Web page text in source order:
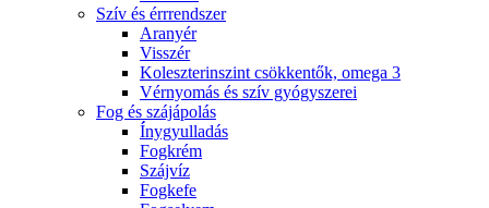
Szív és érrrendszer
Aranyér
Visszér
Koleszterinszint csökkentők, omega 3
Vérnyomás és szív gyógyszerei
Fog és szájápolás
Í́nygyulladás
Fogkrém
Szájvíz
Fogkefe